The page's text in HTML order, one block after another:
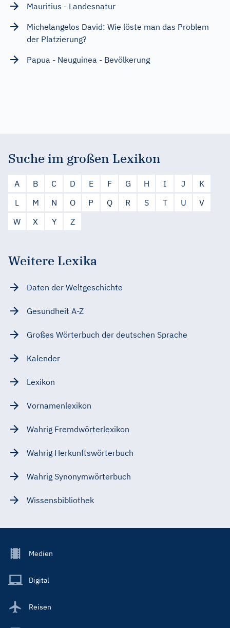
Mauritius - Landesnatur
Michelangelos David: Wie löste man das Problem
der Platzierung?
Papua - Neuguinea - Bevölkerung
Suche im großen Lexikon
A B C D E F G H I J
K
L
M N O P Q R S T U
V
W
X Y Z
Weitere Lexika
Daten der Weltgeschichte
Gesundheit A-Z
Großes Wörterbuch der deutschen Sprache
Kalender
Lexikon
Vornamenlexikon
Wahrig Fremdwörterlexikon
Wahrig Herkunftswörterbuch
Wahrig Synonymwörterbuch
Wissensbibliothek
Footer
Main
Medien
Digital
Reisen